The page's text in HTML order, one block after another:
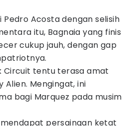
Pedro Acosta dengan selisih
itu, Bagnaia yang finis
cukup jauh, dengan gap
Circuit tentu terasa amat
Alien. Mengingat, ini
bagi Marquez pada musim
persaingan ketat